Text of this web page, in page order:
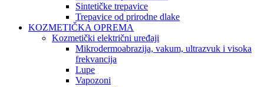
Sintetičke trepavice
Trepavice od prirodne dlake
KOZMETIČKA OPREMA
Kozmetički električni uređaji
Mikrodermoabrazija, vakum, ultrazvuk i visoka
frekvancija
Lupe
Vapozoni